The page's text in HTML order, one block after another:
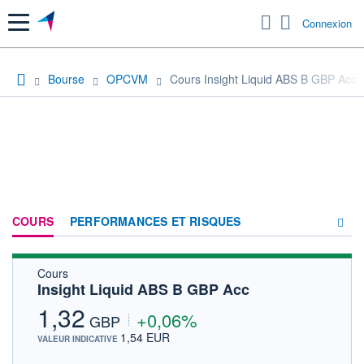
Menu Connexion
Bourse OPCVM Cours Insight Liquid ABS B GBP Acc
COURS PERFORMANCES ET RISQUES
Cours
Insight Liquid ABS B GBP Acc
1,32 GBP +0,06%
VALEUR INDICATIVE 1,54 EUR